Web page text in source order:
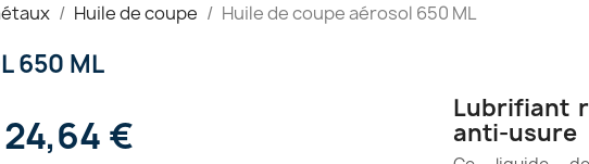
Huile de coupe Huile de coupe aérosol 650 ML
650 ML
24,64 €
Lubrifiant
anti-usure